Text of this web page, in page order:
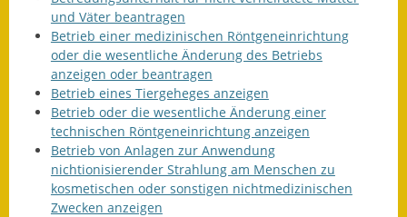
und Väter beantragen
Betrieb einer medizinischen Röntgeneinrichtung
oder die wesentliche Änderung des Betriebs
anzeigen oder beantragen
Betrieb eines Tiergeheges anzeigen
Betrieb oder die wesentliche Änderung einer
technischen Röntgeneinrichtung anzeigen
Betrieb von Anlagen zur Anwendung
nichtionisierender Strahlung am Menschen zu
kosmetischen oder sonstigen nichtmedizinischen
Zwecken anzeigen